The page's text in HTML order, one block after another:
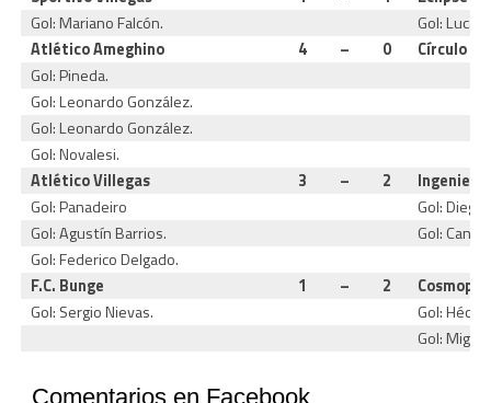
Gol: Mariano Falcón.
Gol: Lucas
Atlético Ameghino
4 – 0
Círculo
Gol: Pineda.
Gol: Leonardo González.
Gol: Leonardo González.
Gol: Novalesi.
Atlético Villegas
3 – 2
Gol: Panadeiro
Gol:
Gol: Agustín Barrios.
Gol:
Gol: Federico Delgado.
F.C. Bunge
1 – 2
Gol: Sergio Nievas.
Gol:
Gol:
Comentarios en Facebook